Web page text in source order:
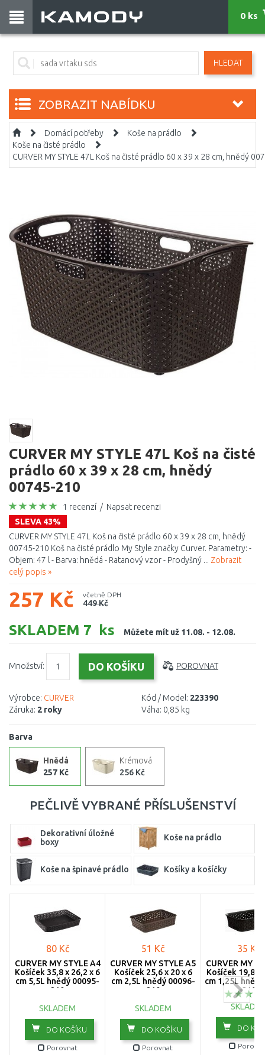
HLEDAT
0 ks
ZOBRAZIT NABÍDKU
Domácí potřeby
Koše na prádlo
Koše na čisté prádlo
CURVER MY STYLE 47L Koš na čisté prádlo 60 x 39 x 28 cm, hnědý
CURVER MY STYLE 47L Koš na čisté
prádlo 60 x 39 x 28 cm, hnědý
00745-210
1 recenzí / Napsat recenzi
SLEVA 43%
CURVER MY STYLE 47L Koš na čisté prádlo 60 x 39 x 28 cm, hnědý
00745-210 Koš na čisté prádlo My Style značky Curver. Parametry: -
Objem: 47 l - Barva: hnědá - Ratanový vzor - Prodyšný ... Zobrazit
celý popis »
257 Kč včetně DPH
449 Kč
SKLADEM 7 ks Můžete mít už 11.08. - 12.08.
Množství: POROVNAT
Výrobce: CURVER
Záruka: 2 roky
Kód / Model: 223390
Váha: 0,85 kg
Barva
Hnědá
257 Kč
Krémová
256 Kč
PEČLIVĚ VYBRANÉ PŘÍSLUŠENSTVÍ
Dekorativní úložné
boxy
Koše na prádlo
Koše na špinavé prádlo Košíky a košíčky
80 Kč
CURVER MY STYLE A4
Košíček 35,8 x 26,2 x 6
cm 5,5L hnědý 00095-
210
SKLADEM
DO KOŠÍKU
Porovnat
51 Kč
CURVER MY STYLE A5
Košíček 25,6 x 20 x 6
cm 2,5L hnědý 00096-
210
SKLADEM
DO KOŠÍKU
Porovnat
35 Kč
CURVER MY
Košíček 19,8 x
cm 1,25L
210
DO